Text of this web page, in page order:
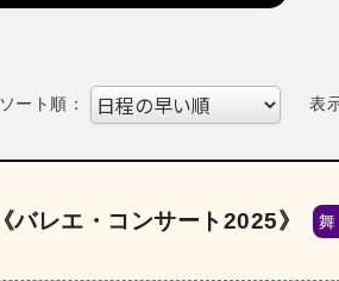
ソート順： 表
レエ・コンサート2025》